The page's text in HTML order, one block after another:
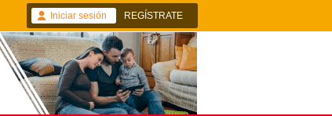
Iniciar sesión REGÍSTRATE